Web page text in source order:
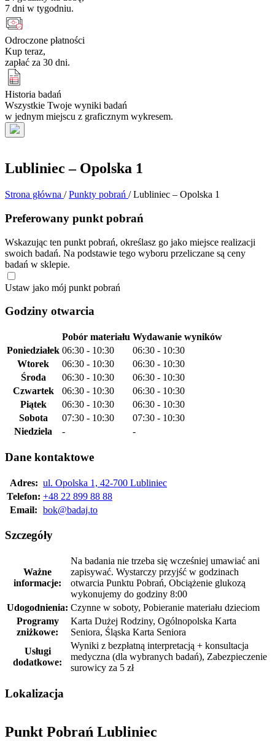
7 dni w tygodniu.
Odroczone płatności
Kup teraz,
zapłać za 30 dni.
Historia badań
Wszystkie Twoje wyniki badań
w jednym miejscu z graficznym wykresem.
Lubliniec – Opolska 1
Strona główna / Punkty pobrań / Lubliniec – Opolska 1
Preferowany punkt pobrań
Wskazując ten punkt pobrań, określasz go jako miejsce realizacji
swoich badań. Na podstawie tego wyboru przeliczane są ceny
badań w sklepie.
Ustaw jako mój punkt pobrań
Godziny otwarcia
Pobór materiału Wydawanie wyników
Poniedziałek 06:30 - 10:30
06:30 - 10:30
Wtorek
06:30 - 10:30
06:30 - 10:30
Środa
06:30 - 10:30
06:30 - 10:30
Czwartek
06:30 - 10:30
06:30 - 10:30
Piątek
06:30 - 10:30
06:30 - 10:30
Sobota
07:30 - 10:30
07:30 - 10:30
Niedziela
- -
Dane kontaktowe
Adres: ul. Opolska 1, 42-700 Lubliniec
Telefon: +48 22 899 88 88
Email: bok@badaj.to
Szczegóły
Ważne
informacje:
Na badania nie trzeba się wcześniej umawiać ani
zapisywać. Wystarczy przyjść w godzinach
otwarcia Punktu Pobrań, Obciążenie glukozą
wykonujemy do godziny 8:00
Udogodnienia: Czynne w soboty, Pobieranie materiału dzieciom
Programy
zniżkowe:
Karta Dużej Rodziny, Ogólnopolska Karta
Seniora, Śląska Karta Seniora
Usługi
dodatkowe:
Wyniki z bezpłatną interpretacją + konsultacja
medyczna (dla wybranych badań), Zabezpieczenie
surowicy za 5 zł
Lokalizacja
Punkt Pobrań Lubliniec